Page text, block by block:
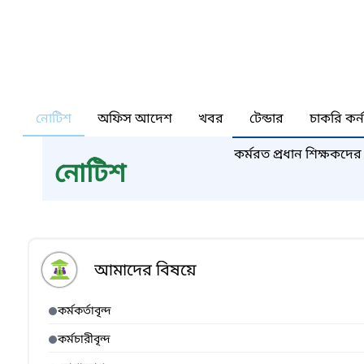
নোটিশ অফিস আদেশ খবর টেন্ডার চাকরি
নোটিশ
কর্মরত প্রধান শিক্ষকদের
আমাদের বিষয়ে
কর্মকর্তাবৃন্দ
কর্মচারীবৃন্দ